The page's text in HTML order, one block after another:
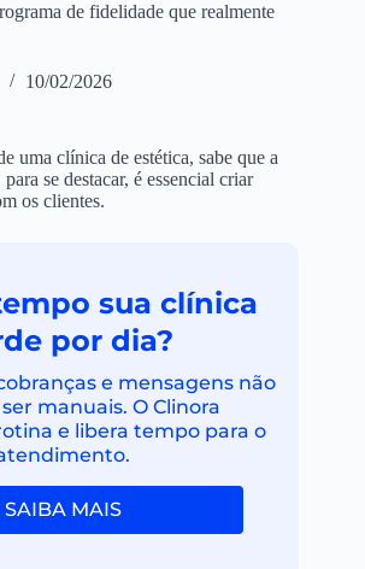
de fidelidade que realmente
10/02/2026
uma clínica de estética, sabe que a
se destacar, é essencial criar
os clientes.
sua clínica
por dia?
e mensagens não
manuais. O Clinora
e libera tempo para o
SAIBA MAIS